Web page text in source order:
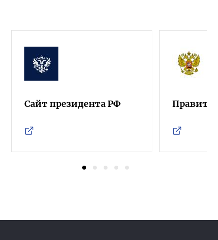
Сайт президента РФ